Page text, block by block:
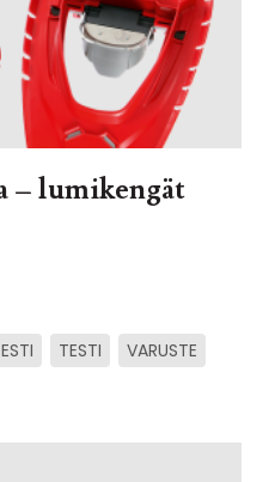
– lumikengät
TESTI
VARUSTE